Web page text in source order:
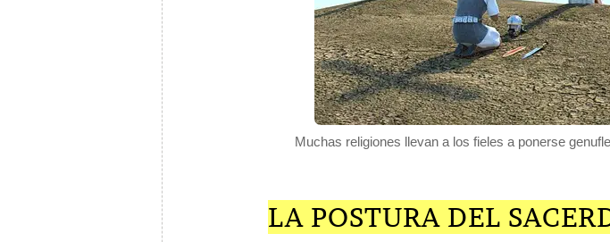
Muchas religiones llevan a los fieles a ponerse
LA POSTURA DEL